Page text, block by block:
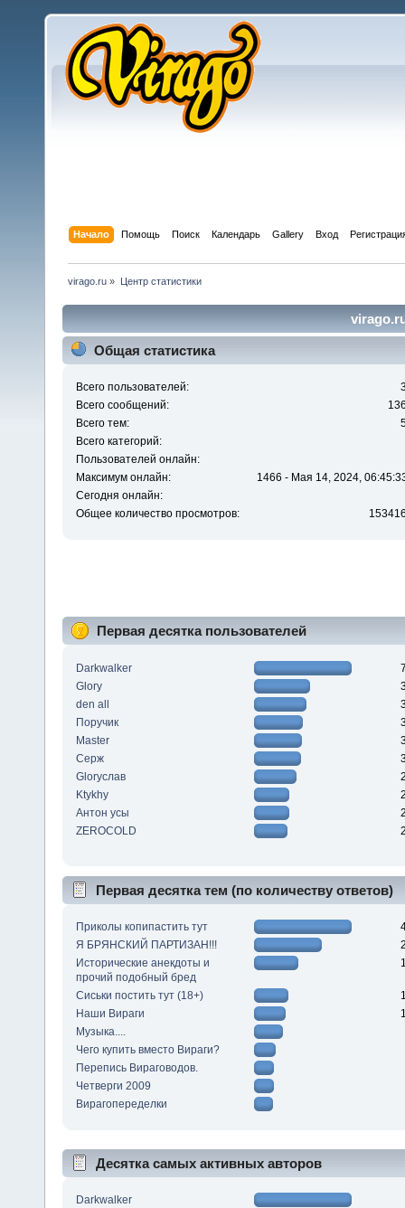
Начало Помощь Поиск Календарь Gallery Вход
virago.ru » Центр статистики
Общая статистика
Всего пользователей:
Всего сообщений:
Всего тем:
Всего категорий:
Пользователей онлайн:
Максимум онлайн:
1466 - Мая 14, 2024,
Сегодня онлайн:
Общее количество просмотров:
Первая десятка пользователей
Darkwalker
Glory
den all
Поручик
Master
Серж
Gloryслав
Ktykhy
Антон усы
ZEROCOLD
Первая десятка тем (по количеству ответов)
Приколы копипастить тут
Я БРЯНСКИЙ ПАРТИЗАН!!!
Исторические анекдоты и
прочий подобный бред
Сиськи постить тут (18+)
Наши Вираги
Музыка....
Чего купить вместо Вираги?
Перепись Вираговодов.
Четверги 2009
Вирагопеределки
Десятка самых активных авторов
Darkwalker